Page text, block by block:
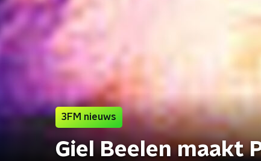
3FM nieuws
Giel Beelen maakt